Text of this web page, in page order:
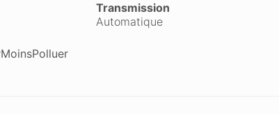
Transmission
Automatique